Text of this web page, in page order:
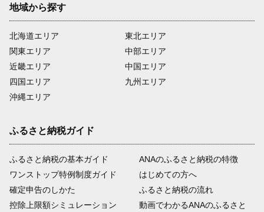
地域から探す
北海道エリア
関東エリア
近畿エリア
四国エリア
沖縄エリア
東北エリア
中部エリア
中国エリア
九州エリア
ふるさと納税ガイド
ふるさと納税の基本ガイド
ワンストップ特例制度ガイド
確定申告のしかた
控除上限額シミュレーション
ANAのふるさと納税の特徴
はじめての方へ
ふるさと納税の流れ
動画でわかるANAのふるさと